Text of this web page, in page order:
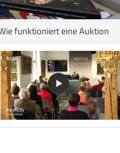
funktioniert eine Auktion